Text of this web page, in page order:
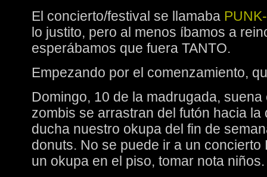
El concierto/festival se llamaba
lo justito, pero al menos íbamos a
esperábamos que fuera TANTO.
Empezando por el comenzamiento,
Domingo, 10 de la madrugada,
zombis se arrastran del futón hacia la
ducha nuestro okupa del fin de
donuts. No se puede ir a un concierto
un okupa en el piso, tomar nota niños.